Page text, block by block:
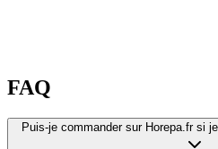
FAQ
Puis-je commander sur Horepa.fr si